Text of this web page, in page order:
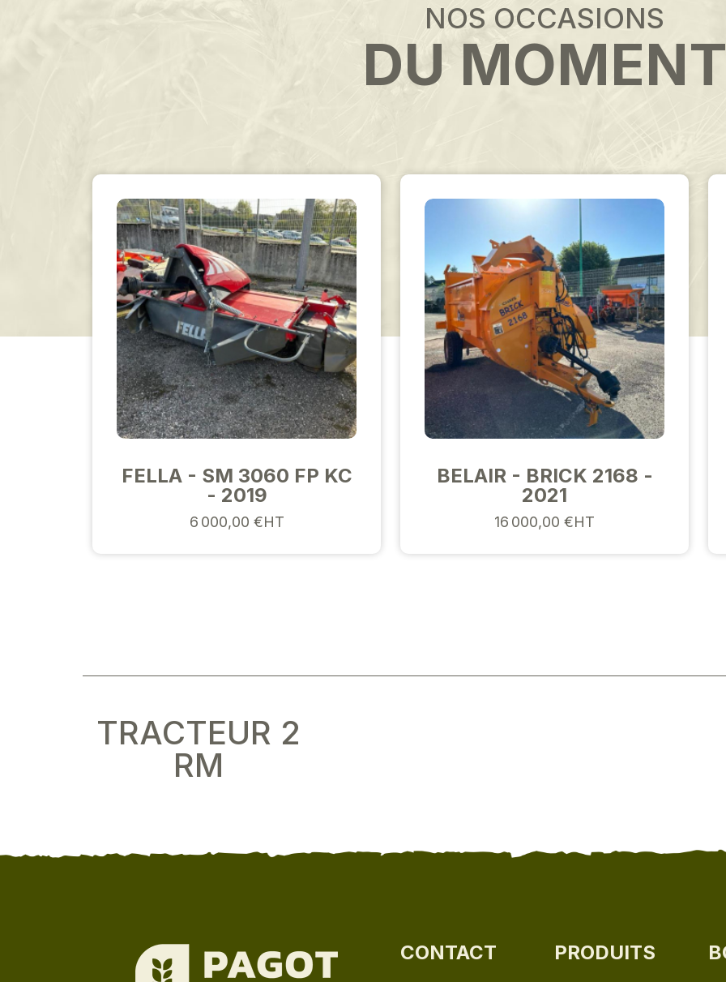
NOS OCCASIONS
DU
FELLA - SM 3060 FP KC
- 2019
6 000,00 €HT
BELAIR - BRICK 2168 -
2021
16 000,00 €HT
TRACTEUR 2
RM
CONTACT PRODUITS